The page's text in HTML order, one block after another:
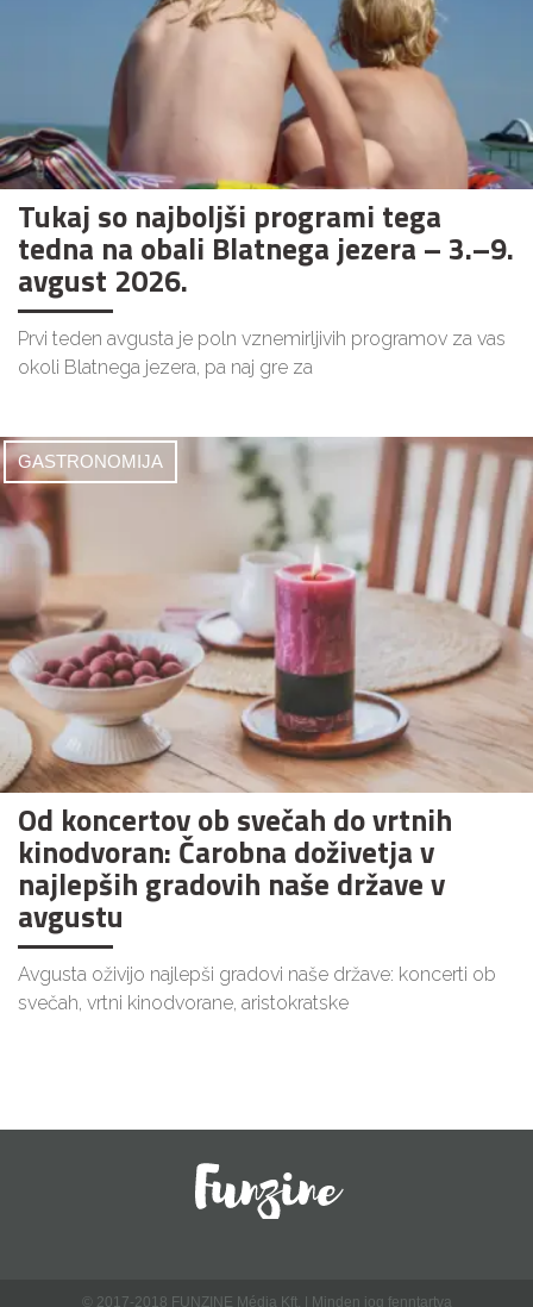
Tukaj so najboljši programi tega
tedna na obali Blatnega jezera – 3.–9.
avgust 2026.
Prvi teden avgusta je poln vznemirljivih programov za vas
okoli Blatnega jezera, pa naj gre za
GASTRONOMIJA
Od koncertov ob svečah do vrtnih
kinodvoran: Čarobna doživetja v
najlepših gradovih naše države v
avgustu
Avgusta oživijo najlepši gradovi naše države: koncerti ob
svečah, vrtni kinodvorane, aristokratske
© 2017-2018 FUNZINE Média Kft. | Minden jog fenntartva